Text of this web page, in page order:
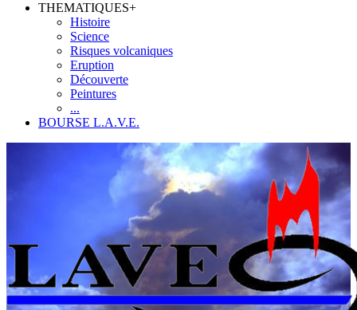
THEMATIQUES+
Histoire
Science
Risques volcaniques
Eruption
Découverte
Peintures
...
BOURSE L.A.V.E.